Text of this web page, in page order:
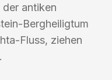
der antiken
Bergheiligtum
Fluss, ziehen